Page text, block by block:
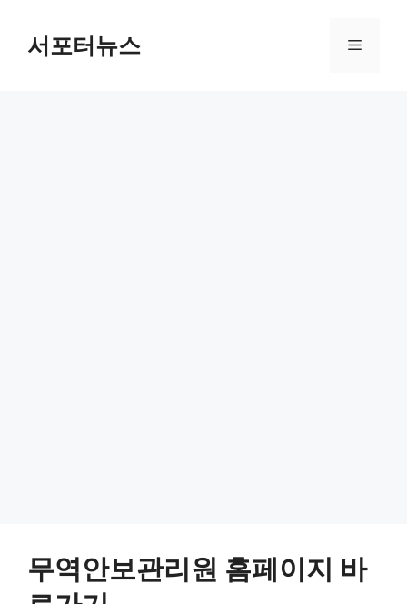
서포터뉴스 메
무역안보관리원 홈페이지 바